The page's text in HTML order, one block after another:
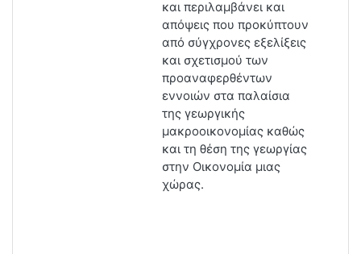
και περιλαμβάνει και
απόψεις που προκύπτουν
από σύγχρονες εξελίξεις
και σχετισμού των
προαναφερθέντων
εννοιών στα παλαίσια
της γεωργικής
μακροοικονομίας καθώς
και τη θέση της γεωργίας
στην Οικονομία μιας
χώρας.